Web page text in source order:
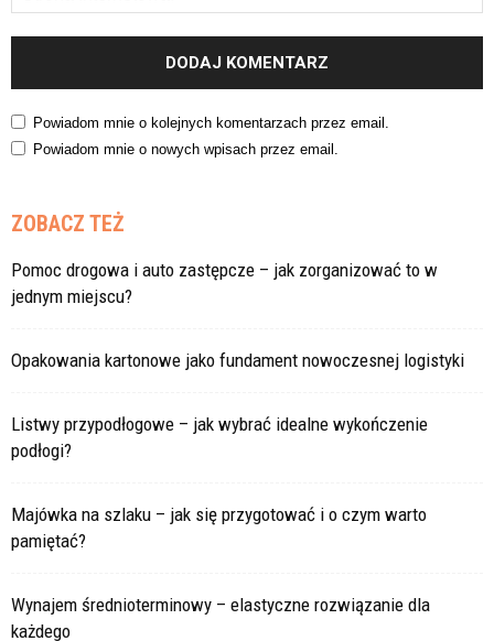
Powiadom mnie o kolejnych komentarzach przez email.
Powiadom mnie o nowych wpisach przez email.
ZOBACZ TEŻ
Pomoc drogowa i auto zastępcze – jak zorganizować to w
jednym miejscu?
Opakowania kartonowe jako fundament nowoczesnej logistyki
Listwy przypodłogowe – jak wybrać idealne wykończenie
podłogi?
Majówka na szlaku – jak się przygotować i o czym warto
pamiętać?
Wynajem średnioterminowy – elastyczne rozwiązanie dla
każdego